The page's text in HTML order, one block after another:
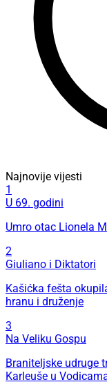
Najnovije vijesti
1
U 69. godini
Umro otac Lionela
2
Giuliano i Diktatori
Kašićka fešta
hranu i druženje
3
Na Veliku Gospu
Braniteljske udruge
Karleuše u